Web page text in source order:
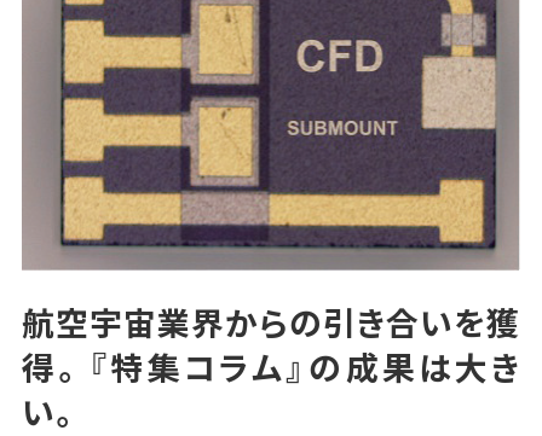
航空宇宙業界からの引き合いを獲
得。『特集コラム』の成果は大き
い。